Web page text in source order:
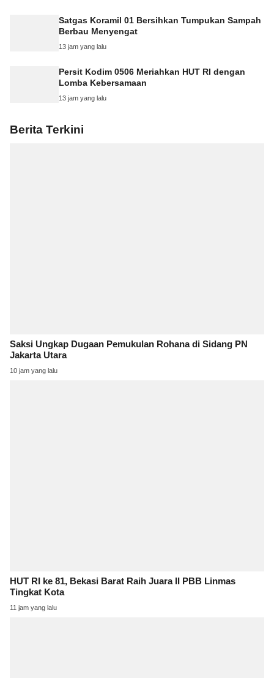
Satgas Koramil 01 Bersihkan Tumpukan Sampah
Berbau Menyengat
13 jam yang lalu
Persit Kodim 0506 Meriahkan HUT RI dengan
Lomba Kebersamaan
13 jam yang lalu
Berita Terkini
Saksi Ungkap Dugaan Pemukulan Rohana di Sidang PN
Jakarta Utara
10 jam yang lalu
HUT RI ke 81, Bekasi Barat Raih Juara II PBB Linmas
Tingkat Kota
11 jam yang lalu